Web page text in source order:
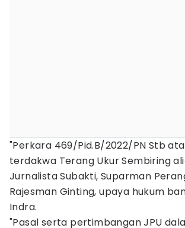
"Perkara 469/Pid.B/2022/PN Stb
terdakwa Terang Ukur Sembiring
Jurnalista Subakti, Suparman
Rajesman Ginting, upaya hukum
Indra.
"Pasal serta pertimbangan JPU